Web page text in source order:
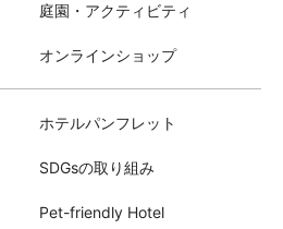
庭園・アクティビティ
オンラインショップ
ホテルパンフレット
SDGsの取り組み
Pet-friendly Hotel